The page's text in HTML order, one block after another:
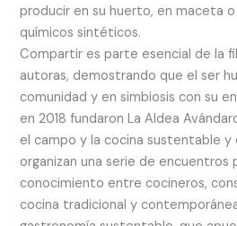
producir en su huerto, en maceta o
químicos sintéticos.
Compartir es parte esencial de la
autoras, demostrando que el ser
comunidad y en simbiosis con su
en 2018 fundaron La Aldea
el campo y la cocina sustentable y
organizan una serie de encuentros
conocimiento entre cocineros,
cocina tradicional y